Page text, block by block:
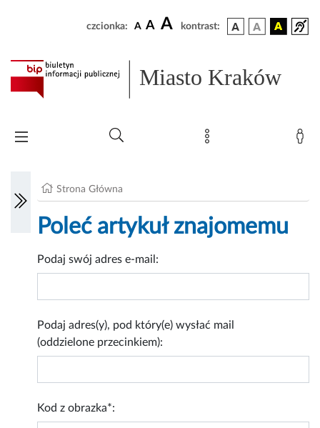
czcionka: A A A kontrast:
Miasto Kraków
Strona Główna
Poleć artykuł znajomemu
Podaj swój adres e-mail:
Podaj adres(y), pod który(e) wysłać mail
(oddzielone przecinkiem):
Kod z obrazka*: